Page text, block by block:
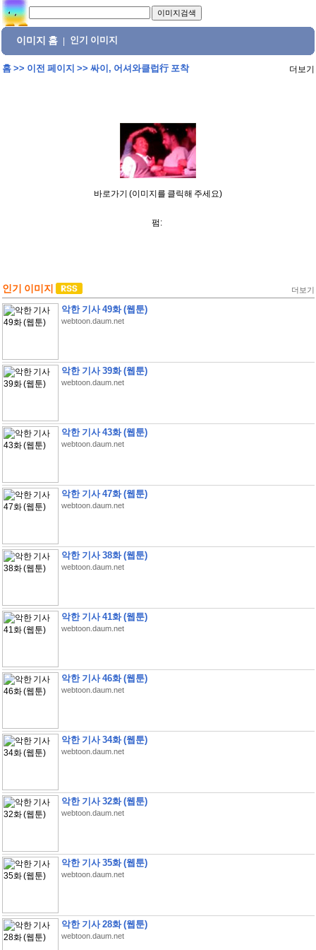
이미지 홈 인기 이미지
홈>> 이전 페이지 >> 싸이, 어셔와클럽行 포착 더보기
바로가기 (이미지를 클릭해 주세요)
펌:
인기 이미지 더보기
악한 기사 49화 (웹툰)
webtoon.daum.net
악한 기사 39화 (웹툰)
webtoon.daum.net
악한 기사 43화 (웹툰)
webtoon.daum.net
악한 기사 47화 (웹툰)
webtoon.daum.net
악한 기사 38화 (웹툰)
webtoon.daum.net
악한 기사 41화 (웹툰)
webtoon.daum.net
악한 기사 46화 (웹툰)
webtoon.daum.net
악한 기사 34화 (웹툰)
webtoon.daum.net
악한 기사 32화 (웹툰)
webtoon.daum.net
악한 기사 35화 (웹툰)
webtoon.daum.net
악한 기사 28화 (웹툰)
webtoon.daum.net